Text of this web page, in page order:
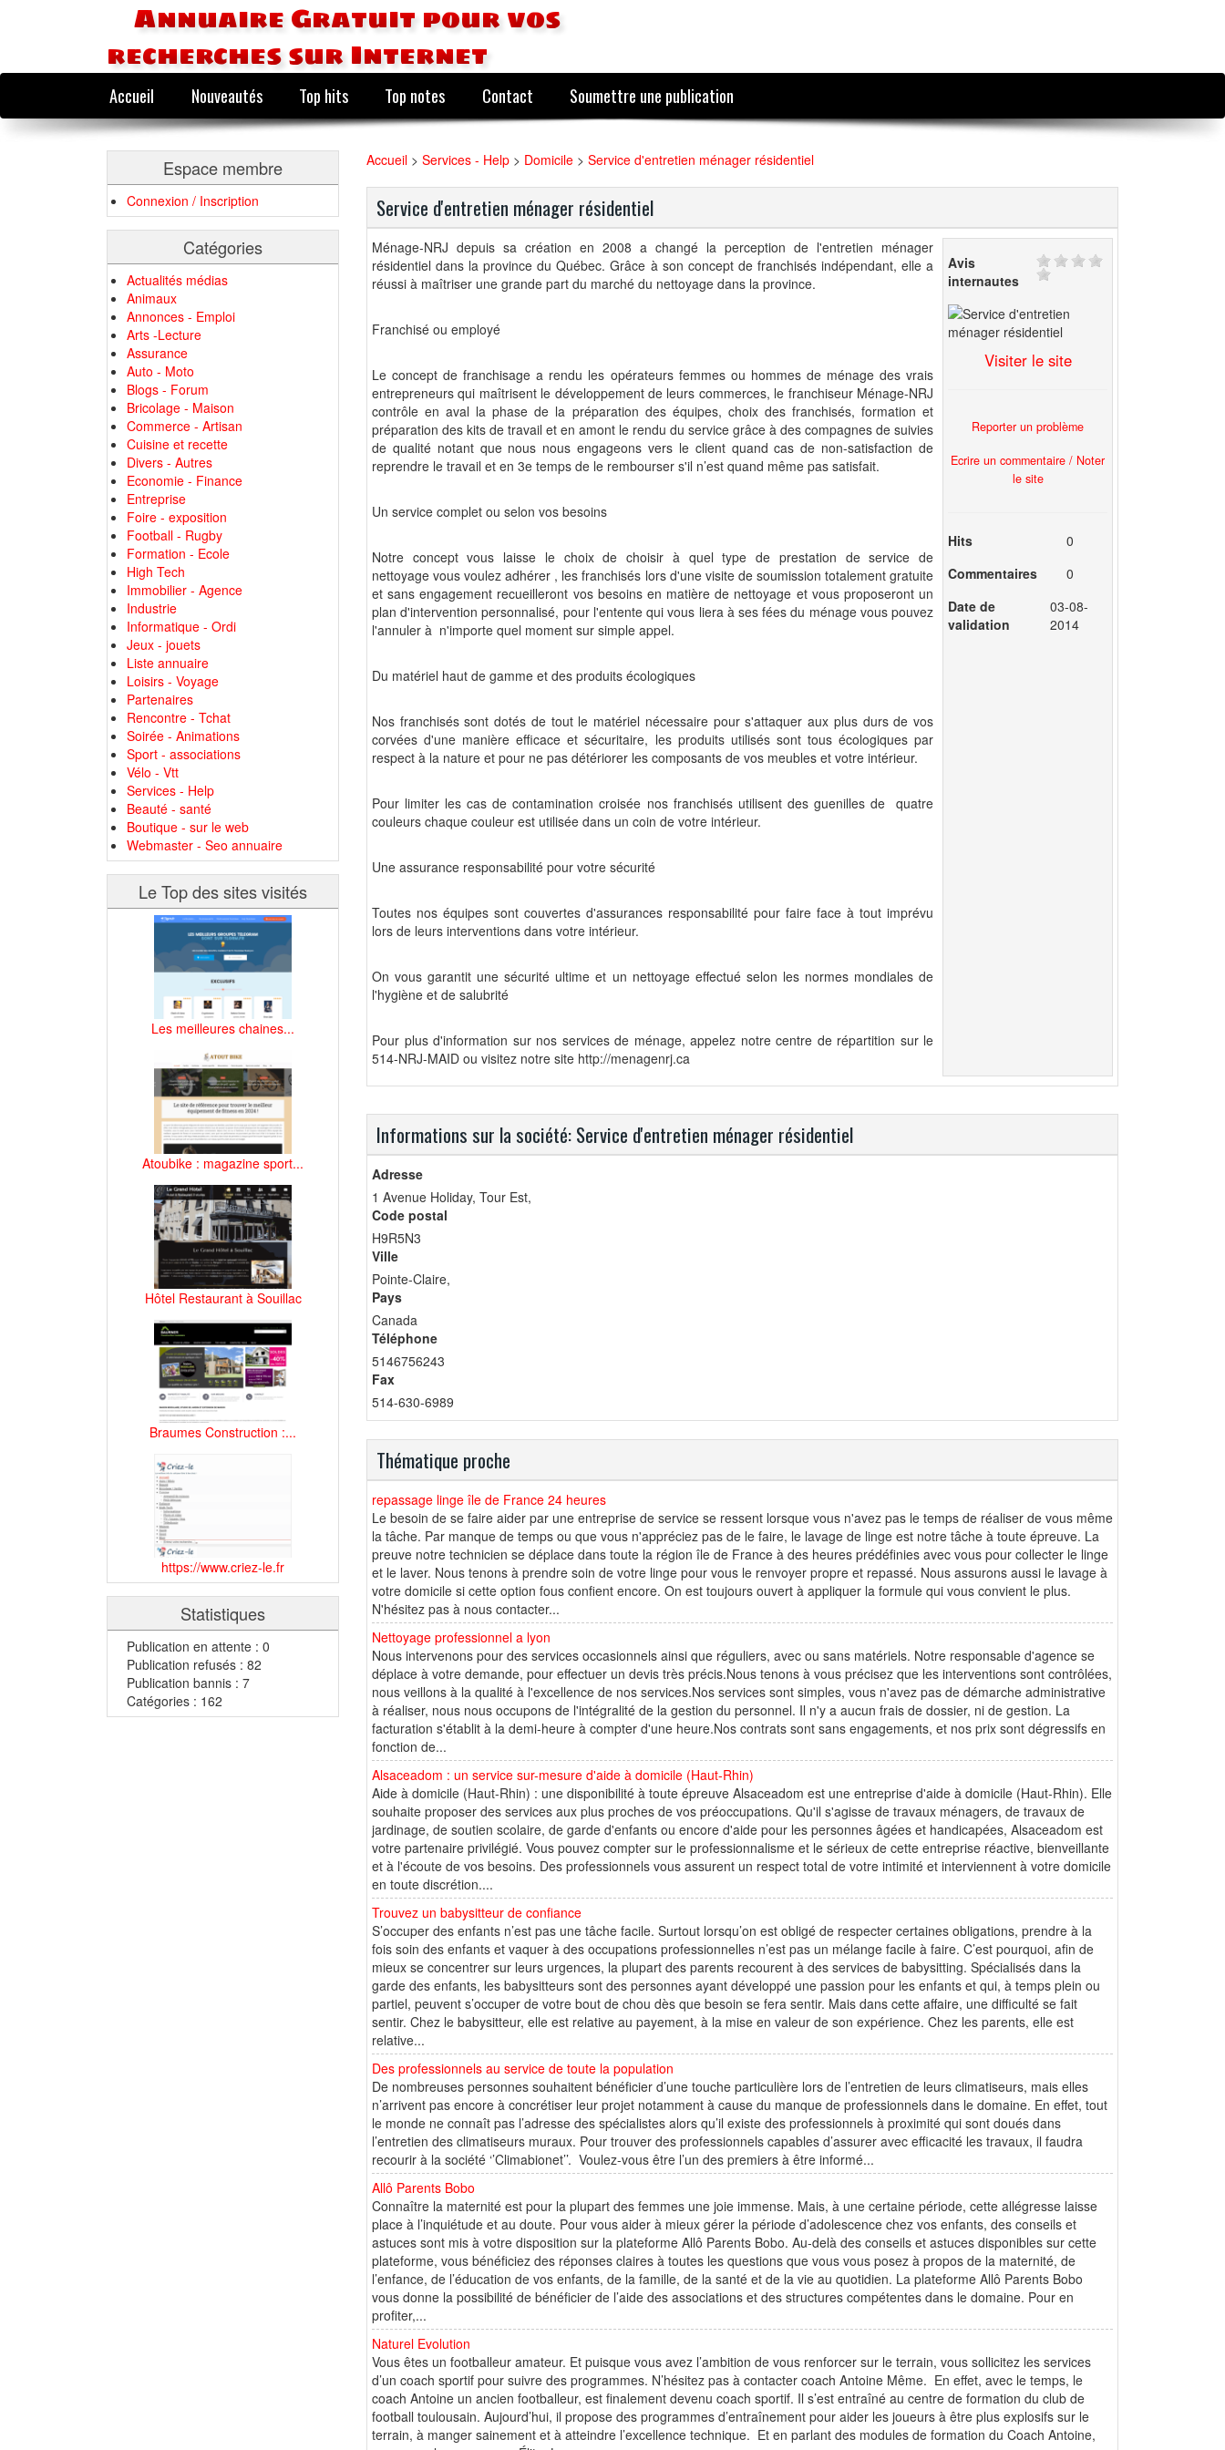
Annuaire Gratuit pour vos
recherches sur Internet
Accueil Nouveautés Top hits Top notes Contact Soumettre une publication
Espace membre
Connexion / Inscription
Catégories
Actualités médias
Animaux
Annonces - Emploi
Arts -Lecture
Assurance
Auto - Moto
Blogs - Forum
Bricolage - Maison
Commerce - Artisan
Cuisine et recette
Divers - Autres
Economie - Finance
Entreprise
Foire - exposition
Football - Rugby
Formation - Ecole
High Tech
Immobilier - Agence
Industrie
Informatique - Ordi
Jeux - jouets
Liste annuaire
Loisirs - Voyage
Partenaires
Rencontre - Tchat
Soirée - Animations
Sport - associations
Vélo - Vtt
Services - Help
Beauté - santé
Boutique - sur le web
Webmaster - Seo annuaire
Le Top des sites visités
Les meilleures chaines...
Atoubike : magazine sport...
Hôtel Restaurant à Souillac
Braumes Construction :...
https://www.criez-le.fr
Statistiques
Publication en attente : 0
Publication refusés : 82
Publication bannis : 7
Catégories : 162
Accueil > Services - Help > Domicile > Service d'entretien ménager résidentiel
Service d'entretien ménager résidentiel
Ménage-NRJ depuis sa création en 2008 a changé la perception de l'entretien ménager
résidentiel dans la province du Québec. Grâce à son concept de franchisés indépendant, elle a
réussi à maîtriser une grande part du marché du nettoyage dans la province.
Franchisé ou employé
Le concept de franchisage a rendu les opérateurs femmes ou hommes de ménage des vrais
entrepreneurs qui maîtrisent le développement de leurs commerces, le franchiseur Ménage-NRJ
contrôle en aval la phase de la préparation des équipes, choix des franchisés, formation et
préparation des kits de travail et en amont le rendu du service grâce à des compagnes de suivies
de qualité notant que nous nous engageons vers le client quand cas de non-satisfaction de
reprendre le travail et en 3e temps de le rembourser s'il n’est quand même pas satisfait.
Un service complet ou selon vos besoins
Notre concept vous laisse le choix de choisir à quel type de prestation de service de
nettoyage vous voulez adhérer , les franchisés lors d'une visite de soumission totalement gratuite
et sans engagement recueilleront vos besoins en matière de nettoyage et vous proposeront un
plan d'intervention personnalisé, pour l'entente qui vous liera à ses fées du ménage vous pouvez
l'annuler à n'importe quel moment sur simple appel.
Du matériel haut de gamme et des produits écologiques
Nos franchisés sont dotés de tout le matériel nécessaire pour s'attaquer aux plus durs de vos
corvées d'une manière efficace et sécuritaire, les produits utilisés sont tous écologiques par
respect à la nature et pour ne pas détériorer les composants de vos meubles et votre intérieur.
Pour limiter les cas de contamination croisée nos franchisés utilisent des guenilles de quatre
couleurs chaque couleur est utilisée dans un coin de votre intérieur.
Une assurance responsabilité pour votre sécurité
Toutes nos équipes sont couvertes d'assurances responsabilité pour faire face à tout imprévu
lors de leurs interventions dans votre intérieur.
On vous garantit une sécurité ultime et un nettoyage effectué selon les normes mondiales de
l'hygiène et de salubrité
Pour plus d'information sur nos services de ménage, appelez notre centre de répartition sur le
514-NRJ-MAID ou visitez notre site http://menagenrj.ca
Avis
internautes
Visiter le site
Reporter un problème
Ecrire un commentaire / Noter
le site
Hits
0
Commentaires
0
Date de
validation
03-08-
2014
Informations sur la société: Service d'entretien ménager résidentiel
Adresse
1 Avenue Holiday, Tour Est,
Code postal
H9R5N3
Ville
Pointe-Claire,
Pays
Canada
Téléphone
5146756243
Fax
514-630-6989
Thématique proche
repassage linge île de France 24 heures
Le besoin de se faire aider par une entreprise de service se ressent lorsque vous n'avez pas le temps de réaliser de vous même
la tâche. Par manque de temps ou que vous n'appréciez pas de le faire, le lavage de linge est notre tâche à toute épreuve. La
preuve notre technicien se déplace dans toute la région île de France à des heures prédéfinies avec vous pour collecter le linge
et le laver. Nous tenons à prendre soin de votre linge pour vous le renvoyer propre et repassé. Nous assurons aussi le lavage à
votre domicile si cette option fous confient encore. On est toujours ouvert à appliquer la formule qui vous convient le plus.
N'hésitez pas à nous contacter...
Nettoyage professionnel a lyon
Nous intervenons pour des services occasionnels ainsi que réguliers, avec ou sans matériels. Notre responsable d'agence se
déplace à votre demande, pour effectuer un devis très précis.Nous tenons à vous précisez que les interventions sont contrôlées,
nous veillons à la qualité à l'excellence de nos services.Nos services sont simples, vous n'avez pas de démarche administrative
à réaliser, nous nous occupons de l'intégralité de la gestion du personnel. Il n'y a aucun frais de dossier, ni de gestion. La
facturation s'établit à la demi-heure à compter d'une heure.Nos contrats sont sans engagements, et nos prix sont dégressifs en
fonction de...
Alsaceadom : un service sur-mesure d'aide à domicile (Haut-Rhin)
Aide à domicile (Haut-Rhin) : une disponibilité à toute épreuve Alsaceadom est une entreprise d'aide à domicile (Haut-Rhin). Elle
souhaite proposer des services aux plus proches de vos préoccupations. Qu'il s'agisse de travaux ménagers, de travaux de
jardinage, de soutien scolaire, de garde d'enfants ou encore d'aide pour les personnes âgées et handicapées, Alsaceadom est
votre partenaire privilégié. Vous pouvez compter sur le professionnalisme et le sérieux de cette entreprise réactive, bienveillante
et à l'écoute de vos besoins. Des professionnels vous assurent un respect total de votre intimité et interviennent à votre domicile
en toute discrétion....
Trouvez un babysitteur de confiance
S’occuper des enfants n’est pas une tâche facile. Surtout lorsqu’on est obligé de respecter certaines obligations, prendre à la
fois soin des enfants et vaquer à des occupations professionnelles n’est pas un mélange facile à faire. C’est pourquoi, afin de
mieux se concentrer sur leurs urgences, la plupart des parents recourent à des services de babysitting. Spécialisés dans la
garde des enfants, les babysitteurs sont des personnes ayant développé une passion pour les enfants et qui, à temps plein ou
partiel, peuvent s’occuper de votre bout de chou dès que besoin se fera sentir. Mais dans cette affaire, une difficulté se fait
sentir. Chez le babysitteur, elle est relative au payement, à la mise en valeur de son expérience. Chez les parents, elle est
relative...
Des professionnels au service de toute la population
De nombreuses personnes souhaitent bénéficier d’une touche particulière lors de l’entretien de leurs climatiseurs, mais elles
n’arrivent pas encore à concrétiser leur projet notamment à cause du manque de professionnels dans le domaine. En effet, tout
le monde ne connaît pas l’adresse des spécialistes alors qu’il existe des professionnels à proximité qui sont doués dans
l’entretien des climatiseurs muraux. Pour trouver des professionnels capables d’assurer avec efficacité les travaux, il faudra
recourir à la société ‘’Climabionet’’. Voulez-vous être l’un des premiers à être informé...
Allô Parents Bobo
Connaître la maternité est pour la plupart des femmes une joie immense. Mais, à une certaine période, cette allégresse laisse
place à l’inquiétude et au doute. Pour vous aider à mieux gérer la période d’adolescence chez vos enfants, des conseils et
astuces sont mis à votre disposition sur la plateforme Allô Parents Bobo. Au-delà des conseils et astuces disponibles sur cette
plateforme, vous bénéficiez des réponses claires à toutes les questions que vous vous posez à propos de la maternité, de
l’enfance, de l’éducation de vos enfants, de la famille, de la santé et de la vie au quotidien. La plateforme Allô Parents Bobo
vous donne la possibilité de bénéficier de l’aide des associations et des structures compétentes dans le domaine. Pour en
profiter,...
Naturel Evolution
Vous êtes un footballeur amateur. Et puisque vous avez l’ambition de vous renforcer sur le terrain, vous sollicitez les services
d’un coach sportif pour suivre des programmes. N’hésitez pas à contacter coach Antoine Même. En effet, avec le temps, le
coach Antoine un ancien footballeur, est finalement devenu coach sportif. Il s’est entraîné au centre de formation du club de
football toulousain. Aujourd’hui, il propose des programmes d’entraînement pour aider les joueurs à être plus explosifs sur le
terrain, à manger sainement et à atteindre l’excellence technique. Et en parlant des modules de formation du Coach Antoine,